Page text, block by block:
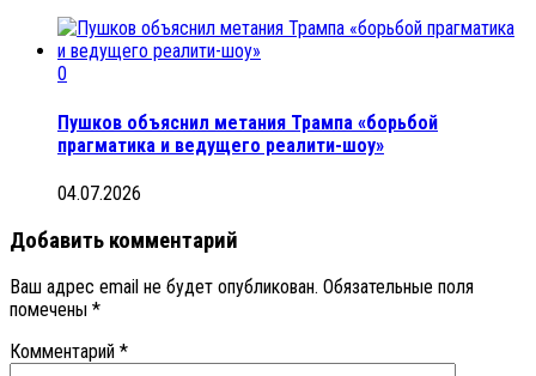
0
Пушков объяснил метания Трампа «борьбой
прагматика и ведущего реалити-шоу»
04.07.2026
Добавить комментарий
Ваш адрес email не будет опубликован. Обязательные поля
помечены *
Комментарий *